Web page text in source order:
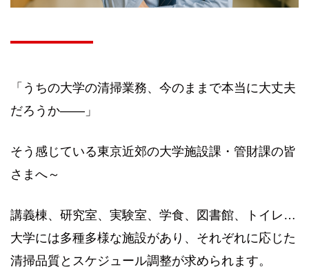
「うちの大学の清掃業務、今のままで本当に大丈夫
だろうか――」
そう感じている東京近郊の大学施設課・管財課の皆
さまへ～
講義棟、研究室、実験室、学食、図書館、トイレ…
大学には多種多様な施設があり、それぞれに応じた
清掃品質とスケジュール調整が求められます。